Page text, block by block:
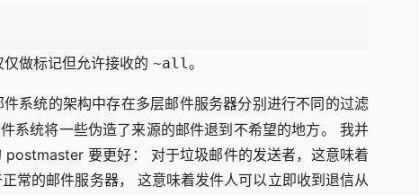
做标记但允许接收的 ~all。
系统的架构中存在多层邮件服务器分别进行不同的过滤
系统将一些伪造了来源的邮件退到不希望的地方。 我并
要更好： 对于垃圾邮件的发送者，这意味着
常的邮件服务器， 这意味着发件人可以立即收到退信从